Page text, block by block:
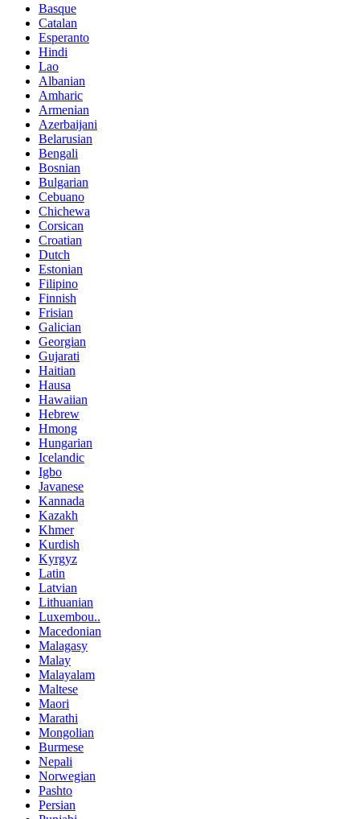
Basque
Catalan
Esperanto
Hindi
Lao
Albanian
Amharic
Armenian
Azerbaijani
Belarusian
Bengali
Bosnian
Bulgarian
Cebuano
Chichewa
Corsican
Croatian
Dutch
Estonian
Filipino
Finnish
Frisian
Galician
Georgian
Gujarati
Haitian
Hausa
Hawaiian
Hebrew
Hmong
Hungarian
Icelandic
Igbo
Javanese
Kannada
Kazakh
Khmer
Kurdish
Kyrgyz
Latin
Latvian
Lithuanian
Luxembou..
Macedonian
Malagasy
Malay
Malayalam
Maltese
Maori
Marathi
Mongolian
Burmese
Nepali
Norwegian
Pashto
Persian